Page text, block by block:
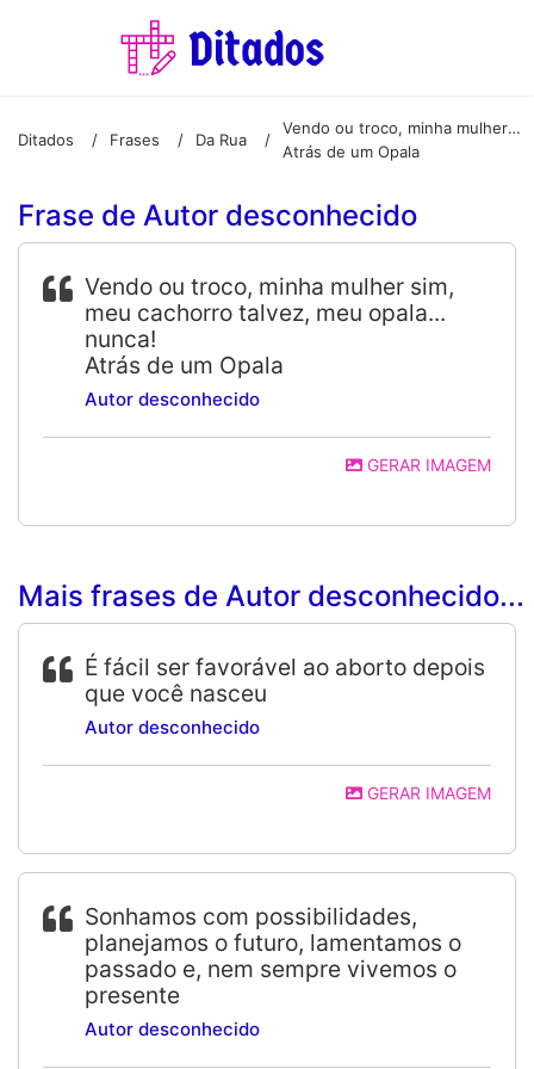
Ditados / Frases / Da Rua /
Vendo ou troco, minha mulher sim, meu cachorro talvez, meu opala… nunca!
Atrás de um Opala
Frase de Autor desconhecido
Vendo ou troco, minha mulher sim,
meu cachorro talvez, meu opala...
nunca!
Atrás de um Opala
Autor desconhecido
GERAR IMAGEM
Mais frases de Autor desconhecido...
É fácil ser favorável ao aborto depois
que você nasceu
Autor desconhecido
GERAR IMAGEM
Sonhamos com possibilidades,
planejamos o futuro, lamentamos o
passado e, nem sempre vivemos o
presente
Autor desconhecido